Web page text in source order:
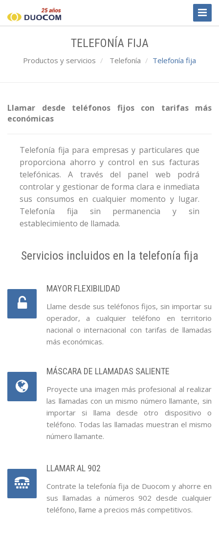
TELEFONÍA FIJA
Productos y servicios Telefonía Telefonía fija
Llamar desde teléfonos fijos con tarifas más
económicas
Telefonía fija para empresas y particulares que
proporciona ahorro y control en sus facturas
telefónicas. A través del panel web podrá
controlar y gestionar de forma clara e inmediata
sus consumos en cualquier momento y lugar.
Telefonía fija sin permanencia y sin
establecimiento de llamada.
Servicios incluidos en la telefonía fija
MAYOR FLEXIBILIDAD
Llame desde sus teléfonos fijos, sin importar su
operador, a cualquier teléfono en territorio
nacional o internacional con tarifas de llamadas
más económicas.
MÁSCARA DE LLAMADAS SALIENTE
Proyecte una imagen más profesional al realizar
las llamadas con un mismo número llamante, sin
importar si llama desde otro dispositivo o
teléfono. Todas las llamadas muestran el mismo
número llamante.
LLAMAR AL 902
Contrate la telefonía fija de Duocom y ahorre en
sus llamadas a números 902 desde cualquier
teléfono, llame a precios más competitivos.